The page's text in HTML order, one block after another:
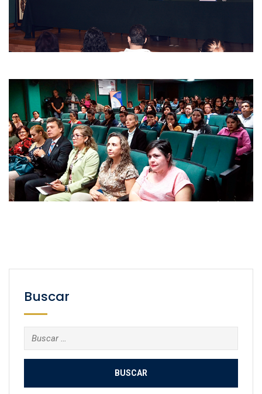
Buscar
Buscar: